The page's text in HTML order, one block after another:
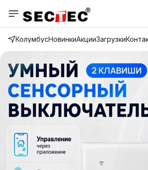
КолумбусНовинкиАкцииЗагрузки